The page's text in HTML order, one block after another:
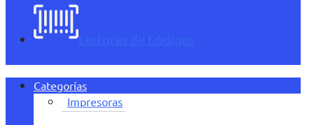
Lectores de Códigos
Categorías
Impresoras